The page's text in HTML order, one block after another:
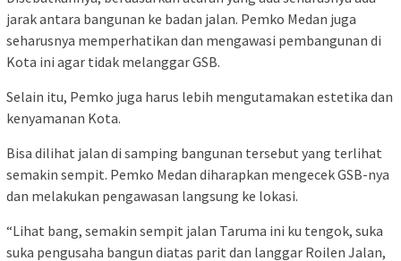
jarak antara bangunan ke badan jalan. Pemko Medan juga
seharusnya memperhatikan dan mengawasi pembangunan di
Kota ini agar tidak melanggar GSB.
Selain itu, Pemko juga harus lebih mengutamakan estetika dan
kenyamanan Kota.
Bisa dilihat jalan di samping bangunan tersebut yang terlihat
semakin sempit. Pemko Medan diharapkan mengecek GSB-nya
dan melakukan pengawasan langsung ke lokasi.
“Lihat bang, semakin sempit jalan Taruma ini ku tengok, suka
suka pengusaha bangun diatas parit dan langgar Roilen Jalan,